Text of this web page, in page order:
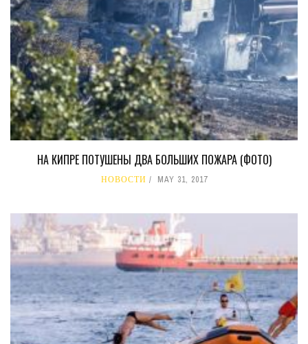
НА КИПРЕ ПОТУШЕНЫ ДВА БОЛЬШИХ ПОЖАРА (ФОТО)
НОВОСТИ MAY 31, 2017